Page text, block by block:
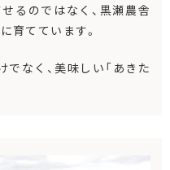
るのではなく、黒瀬農舎
育てています。
なく、美味しい「あきた